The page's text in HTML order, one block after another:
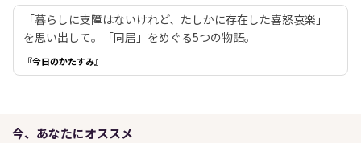
「暮らしに支障はないけれど、たしかに存在した喜怒哀楽」
を思い出して。「同居」をめぐる5つの物語。
『今日のかたすみ』
今、あなたにオススメ